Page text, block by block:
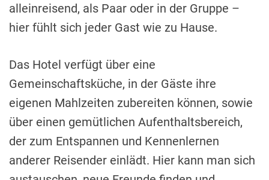
alleinreisend, als Paar oder in der Gruppe –
hier fühlt sich jeder Gast wie zu Hause.
Das Hotel verfügt über eine
Gemeinschaftsküche, in der Gäste ihre
eigenen Mahlzeiten zubereiten können, sowie
über einen gemütlichen Aufenthaltsbereich,
der zum Entspannen und Kennenlernen
anderer Reisender einlädt. Hier kann man sich